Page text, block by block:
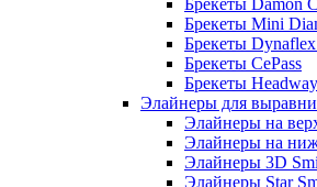
Брекеты Mini
Брекеты
Брекеты CePass
Брекеты
Элайнеры для
Элайнеры на
Элайнеры на
Элайнеры 3D
Элайнеры Star